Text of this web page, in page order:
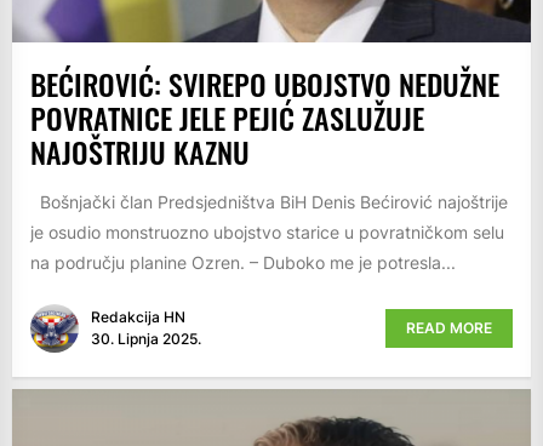
BEĆIROVIĆ: SVIREPO UBOJSTVO NEDUŽNE
POVRATNICE JELE PEJIĆ ZASLUŽUJE
NAJOŠTRIJU KAZNU
Bošnjački član Predsjedništva BiH Denis Bećirović najoštrije
je osudio monstruozno ubojstvo starice u povratničkom selu
na području planine Ozren. – Duboko me je potresla...
Redakcija HN
30. Lipnja 2025.
READ MORE